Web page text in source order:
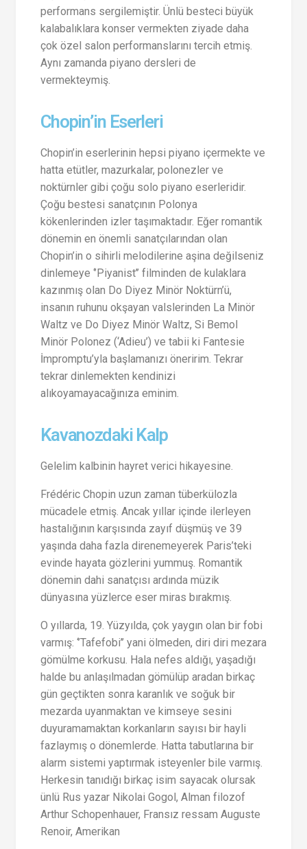
performans sergilemiştir. Ünlü besteci büyük
kalabalıklara konser vermekten ziyade daha
çok özel salon performanslarını tercih etmiş.
Aynı zamanda piyano dersleri de
vermekteymiş.
Chopin’in Eserleri
Chopin’in eserlerinin hepsi piyano içermekte ve
hatta etütler, mazurkalar, polonezler ve
noktürnler gibi çoğu solo piyano eserleridir.
Çoğu bestesi sanatçının Polonya
kökenlerinden izler taşımaktadır. Eğer romantik
dönemin en önemli sanatçılarından olan
Chopin’in o sihirli melodilerine aşina değilseniz
dinlemeye ‘’Piyanist’’ filminden de kulaklara
kazınmış olan Do Diyez Minör Noktürn’ü,
insanın ruhunu okşayan valslerinden La Minör
Waltz ve Do Diyez Minör Waltz, Si Bemol
Minör Polonez (‘Adieu’) ve tabii ki Fantesie
İmpromptu’yla başlamanızı öneririm. Tekrar
tekrar dinlemekten kendinizi
alıkoyamayacağınıza eminim.
Kavanozdaki Kalp
Gelelim kalbinin hayret verici hikayesine.
Frédéric Chopin uzun zaman tüberkülozla
mücadele etmiş. Ancak yıllar içinde ilerleyen
hastalığının karşısında zayıf düşmüş ve 39
yaşında daha fazla direnemeyerek Paris’teki
evinde hayata gözlerini yummuş. Romantik
dönemin dahi sanatçısı ardında müzik
dünyasına yüzlerce eser miras bırakmış.
O yıllarda, 19. Yüzyılda, çok yaygın olan bir fobi
varmış: ‘’Tafefobi’’ yani ölmeden, diri diri mezara
gömülme korkusu. Hala nefes aldığı, yaşadığı
halde bu anlaşılmadan gömülüp aradan birkaç
gün geçtikten sonra karanlık ve soğuk bir
mezarda uyanmaktan ve kimseye sesini
duyuramamaktan korkanların sayısı bir hayli
fazlaymış o dönemlerde. Hatta tabutlarına bir
alarm sistemi yaptırmak isteyenler bile varmış.
Herkesin tanıdığı birkaç isim sayacak olursak
ünlü Rus yazar Nikolai Gogol, Alman filozof
Arthur Schopenhauer, Fransız ressam Auguste
Renoir, Amerikan